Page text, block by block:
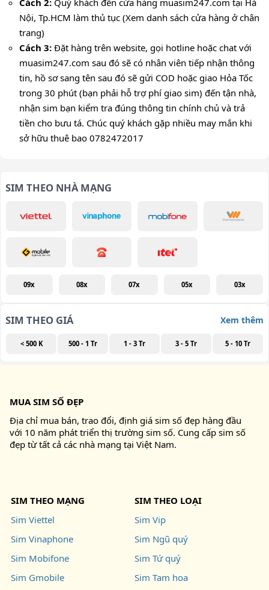
Cách 2: Quý khách đến cửa hàng muasim247.com tại Hà
Nội, Tp.HCM làm thủ tục (Xem danh sách cửa hàng ở chân
trang)
Cách 3: Đặt hàng trên website, gọi hotline hoặc chat với
muasim247.com sau đó sẽ có nhân viên tiếp nhận thông
tin, hồ sơ sang tên sau đó sẽ gửi COD hoặc giao Hỏa Tốc
trong 30 phút (bạn phải hỗ trợ phí giao sim) đến tận nhà,
nhận sim bạn kiểm tra đúng thông tin chính chủ và trả
tiền cho bưu tá. Chúc quý khách gặp nhiều may mắn khi
sở hữu thuê bao 0782472017
SIM THEO NHÀ MẠNG
09x 08x 07x 05x 03x
SIM THEO GIÁ Xem thêm
< 500 K 500 - 1 Tr 1 - 3 Tr 3 - 5 Tr 5 - 10 Tr
MUA SIM SỐ ĐẸP
Địa chỉ mua bán, trao đổi, định giá sim số đẹp hàng đầu
với 10 năm phát triển thị trường sim số. Cung cấp sim số
đẹp từ tất cả các nhà mạng tại Việt Nam.
SIM THEO MẠNG
Sim Viettel
Sim Vinaphone
Sim Mobifone
Sim Gmobile
SIM THEO LOẠI
Sim Vip
Sim Ngũ quý
Sim Tứ quý
Sim Tam hoa